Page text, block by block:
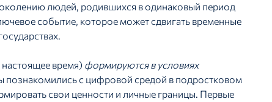
людей, родившихся в одинаковый период
событие, которое может сдвигать временные
время) формируются в условиях
познакомились с цифровой средой в подростковом
свои ценности и личные границы. Первые